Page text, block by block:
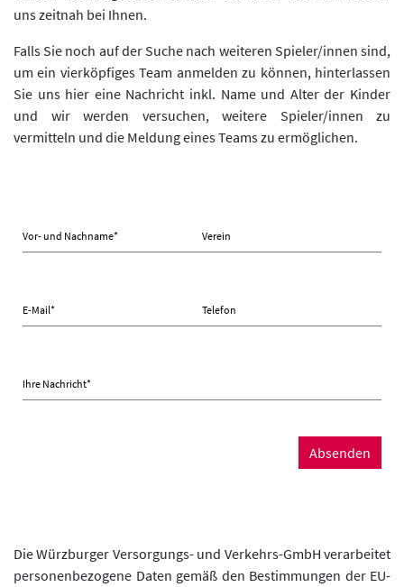
uns zeitnah bei Ihnen.
Falls Sie noch auf der Suche nach weiteren Spieler/innen sind,
um ein vierköpfiges Team anmelden zu können, hinterlassen
Sie uns hier eine Nachricht inkl. Name und Alter der Kinder
und wir werden versuchen, weitere Spieler/innen zu
vermitteln und die Meldung eines Teams zu ermöglichen.
Vor- und Nachname* Verein
E-Mail* Telefon
Ihre Nachricht*
Absenden
Die Würzburger Versorgungs- und Verkehrs-GmbH verarbeitet
personenbezogene Daten gemäß den Bestimmungen der EU-